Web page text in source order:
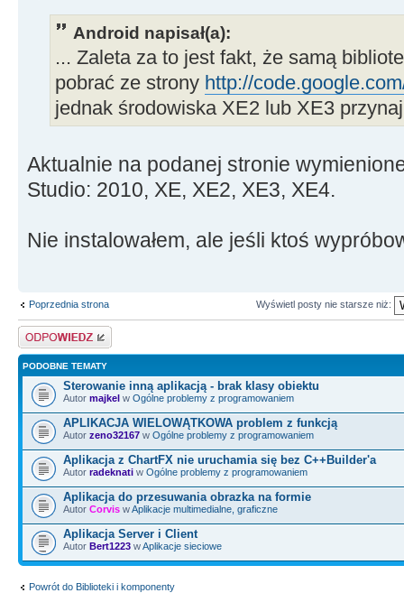
Android napisał(a):
... Zaleta za to jest fakt, że samą
pobrać ze strony http://
jednak środowiska XE2 lub XE3
Aktualnie na podanej stronie
Studio: 2010, XE, XE2, XE3, XE4.
Nie instalowałem, ale jeśli ktoś
Poprzednia strona Wyświetl posty nie starsze niż:
Odpowiedz
PODOBNE TEMATY
Sterowanie inną aplikacją - brak klasy obiektu
Autor majkel w Ogólne problemy z programowaniem
APLIKACJA WIELOWĄTKOWA problem z funkcją
Autor zeno32167 w Ogólne problemy z programowaniem
Aplikacja z ChartFX nie uruchamia się bez C++Builder'a
Autor radeknati w Ogólne problemy z programowaniem
Aplikacja do przesuwania obrazka na formie
Autor Corvis wAplikacje multimedialne, graficzne
Aplikacja Server i Client
Autor Bert1223 wAplikacje sieciowe
Powrót do Biblioteki i komponenty